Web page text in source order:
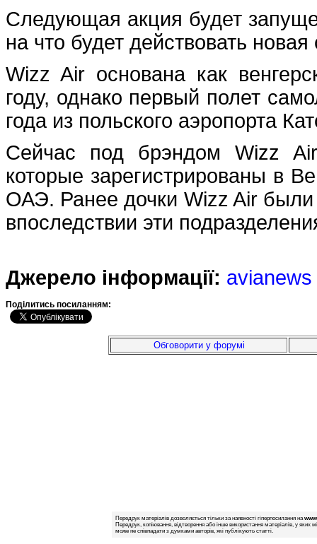
Следующая акция будет
на что будет действовать новая
Wizz Air основана как
году, однако первый полет
года из польского аэропорта
Сейчас под брэндом Wizz Air
которые зарегистрированы в
ОАЭ. Ранее дочки Wizz Air были
впоследствии эти
Джерело інформації: avianews
Подiлитись посиланням:
Обговорити у форумі
Передрук матеріалів дозволяється тільки за наявності гіперпосилання на
Передрук, копіювання, відтворення або інше використання матеріалів, у яких
може не співпадати з думками авторів, які публікують статті.